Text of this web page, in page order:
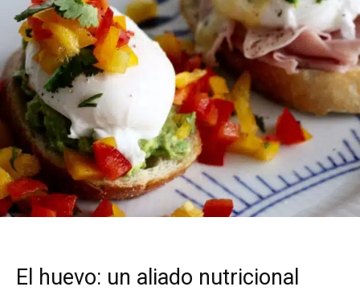
El huevo: un aliado nutricional